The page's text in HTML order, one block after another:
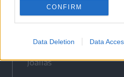
CONFIRM
Data Deletion Data
Erdélyi Napló
Főtér
Jóállás